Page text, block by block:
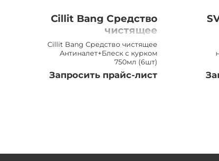
Cillit Bang Средство
чистящее
Антиналет+Блеск с
курком 750мл (6шт)
Cillit Bang Средство чистящее
Антиналет+Блеск с курком
750мл (6шт)
Запросить прайс-лист